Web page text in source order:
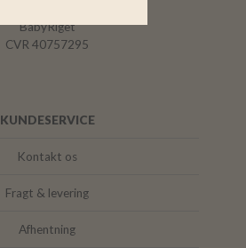
BabyRiget
CVR 40757295
KUNDESERVICE
Kontakt os
Fragt & levering
Afhentning